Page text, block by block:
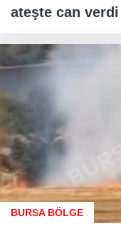
ateşte can verdi
BURSA BÖLGE